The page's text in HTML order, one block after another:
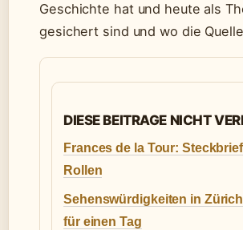
Geschichte hat und heute als
gesichert sind und wo die
DIESE BEITRAGE NICHT
Frances de la Tour:
Rollen
Sehenswürdigkeiten in
für einen Tag